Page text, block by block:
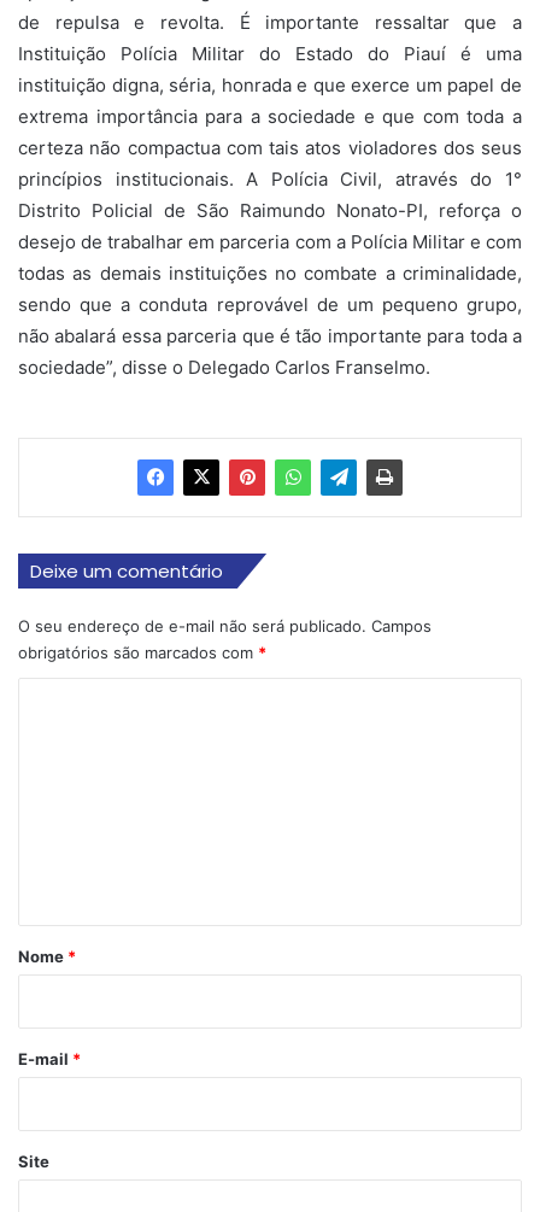
de repulsa e revolta. É importante ressaltar que a
Instituição Polícia Militar do Estado do Piauí é uma
instituição digna, séria, honrada e que exerce um papel de
extrema importância para a sociedade e que com toda a
certeza não compactua com tais atos violadores dos seus
princípios institucionais. A Polícia Civil, através do 1°
Distrito Policial de São Raimundo Nonato-PI, reforça o
desejo de trabalhar em parceria com a Polícia Militar e com
todas as demais instituições no combate a criminalidade,
sendo que a conduta reprovável de um pequeno grupo,
não abalará essa parceria que é tão importante para toda a
sociedade”, disse o Delegado Carlos Franselmo.
Deixe um comentário
O seu endereço de e-mail não será publicado. Campos
obrigatórios são marcados com *
r
*
Nome *
E-mail *
Site